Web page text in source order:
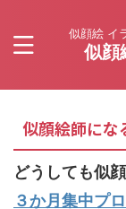
似顔絵 イ
似顔
似顔絵師にな
どうしても似
３か月集中プ